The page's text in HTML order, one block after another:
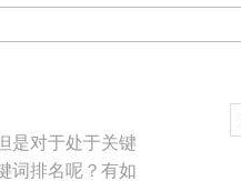
是对于处于关键
词排名呢？有如